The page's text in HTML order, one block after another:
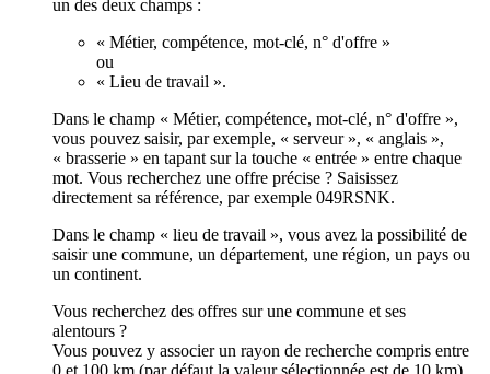
un des deux champs :
« Métier, compétence, mot-clé, n° d'offre »
ou
« Lieu de travail ».
Dans le champ « Métier, compétence, mot-clé, n° d'offre »,
vous pouvez saisir, par exemple, « serveur », « anglais »,
« brasserie » en tapant sur la touche « entrée » entre chaque
mot. Vous recherchez une offre précise ? Saisissez
directement sa référence, par exemple 049RSNK.
Dans le champ « lieu de travail », vous avez la possibilité de
saisir une commune, un département, une région, un pays ou
un continent.
Vous recherchez des offres sur une commune et ses
alentours ?
Vous pouvez y associer un rayon de recherche compris entre
0 et 100 km (par défaut la valeur sélectionnée est de 10 km).